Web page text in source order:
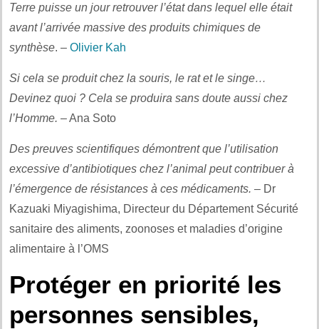
Terre puisse un jour retrouver l’état dans lequel elle était
avant l’arrivée massive des produits chimiques de
synthèse. – Olivier Kah
Si cela se produit chez la souris, le rat et le singe…
Devinez quoi ? Cela se produira sans doute aussi chez
l’Homme. – Ana Soto
Des preuves scientifiques démontrent que l’utilisation
excessive d’antibiotiques chez l’animal peut contribuer à
l’émergence de résistances à ces médicaments. – Dr
Kazuaki Miyagishima, Directeur du Département Sécurité
sanitaire des aliments, zoonoses et maladies d’origine
alimentaire à l’OMS
Protéger en priorité les
personnes sensibles,